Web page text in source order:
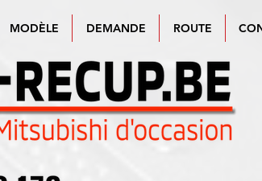
MODÈLE DEMANDE ROUTE